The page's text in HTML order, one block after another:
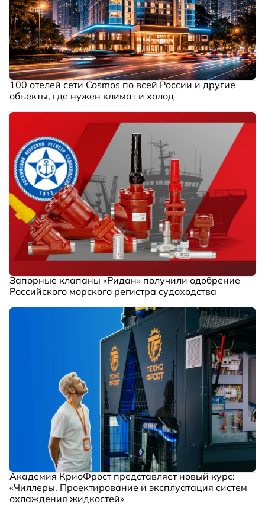
100 отелей сети Cosmos по всей России и другие
объекты, где нужен климат и холод
Запорные клапаны «Ридан» получили одобрение
Российского морского регистра судоходства
Академия КриоФрост представляет новый курс:
«Чиллеры. Проектирование и эксплуатация систем
охлаждения жидкостей»